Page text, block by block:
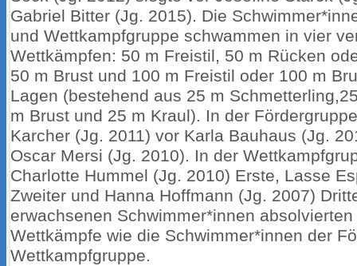
Gabriel Bitter (Jg. 2015). Die
und Wettkampfgruppe schwammen in vier
Wettkämpfen: 50 m Freistil, 50 m Rücken
50 m Brust und 100 m Freistil oder 100 m
Lagen (bestehend aus 25 m
m Brust und 25 m Kraul). In der
Karcher (Jg. 2011) vor Karla Bauhaus (Jg.
Oscar Mersi (Jg. 2010). In der
Charlotte Hummel (Jg. 2010) Erste, Lasse
Zweiter und Hanna Hoffmann (Jg. 2007)
erwachsenen Schwimmer*innen
Wettkämpfe wie die Schwimmer*innen der
Wettkampfgruppe.